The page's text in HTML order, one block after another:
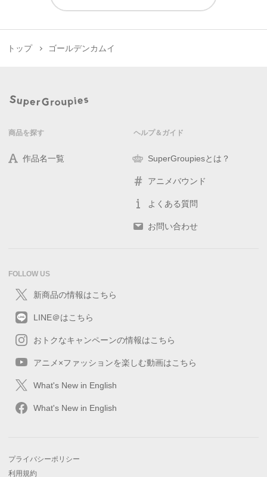
トップ ゴールデンカムイ
商品を探す
作品名一覧
ヘルプ＆ガイド
SuperGroupiesとは？
アニメバウンド
よくある質問
お問い合わせ
FOLLOW US
新商品の情報はこちら
LINE＠はこちら
おトクなキャンペーンの情報はこちら
アニメ×ファッションを楽しむ動画はこちら
What's New in English
What's New in English
プライバシーポリシー
利用規約